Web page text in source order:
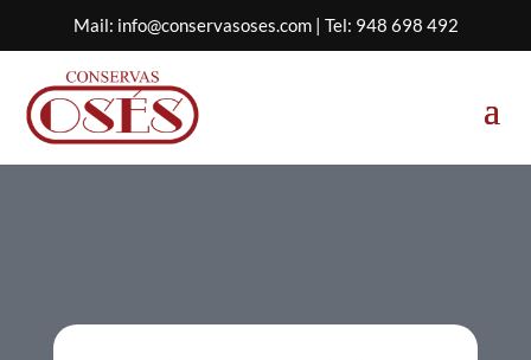
Mail: info@conservasoses.com| Tel: 948 698 492